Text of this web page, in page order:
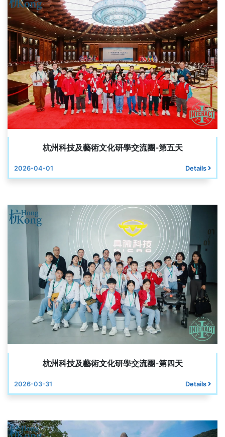
杭州科技及藝術文化研學交流團-第五天
2026-04-01 Details
杭州科技及藝術文化研學交流團-第四天
2026-03-31 Details